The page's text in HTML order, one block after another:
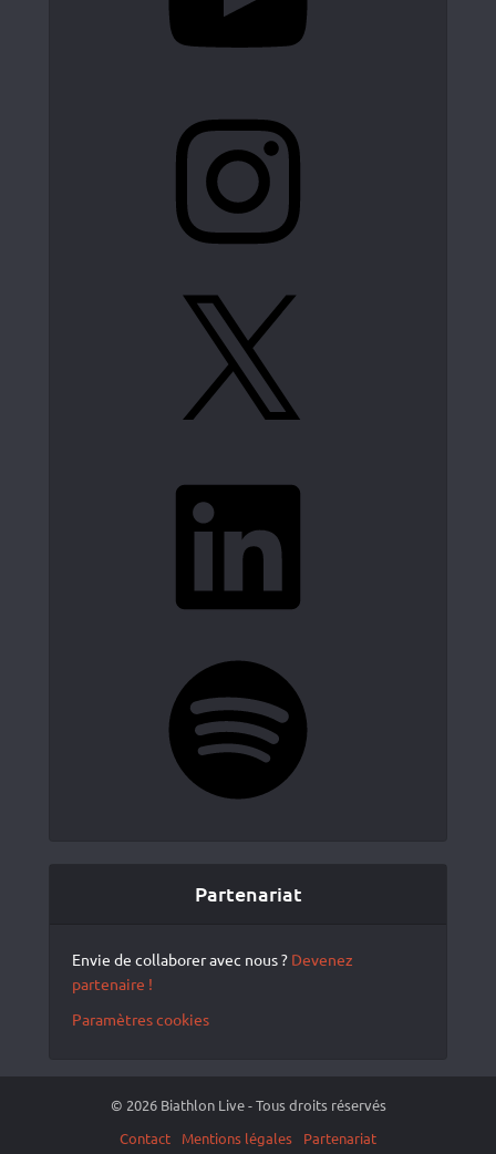
Partenariat
Envie de collaborer avec nous ? Devenez
partenaire !
Paramètres cookies
© 2026 Biathlon Live - Tous droits réservés
Contact
Mentions légales Partenariat